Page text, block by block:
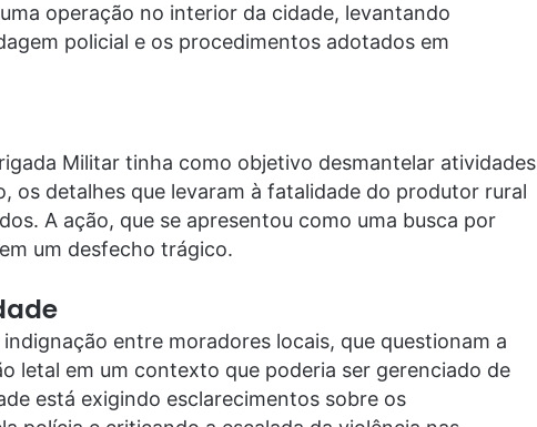
operação no interior da cidade, levantando
policial e os procedimentos adotados em
Militar tinha como objetivo desmantelar atividades
os detalhes que levaram à fatalidade do produtor rural
A ação, que se apresentou como uma busca por
um desfecho trágico.
entre moradores locais, que questionam a
letal em um contexto que poderia ser gerenciado de
está exigindo esclarecimentos sobre os